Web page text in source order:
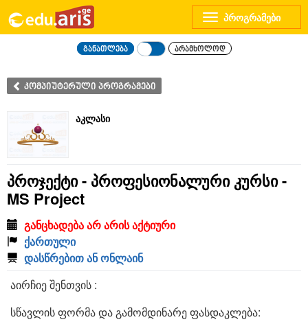
Toggle
navigation
განათლება არამხოლოდ
კომპიუტერული პროგრამები
აკლასი
პროჯექტი - პროფესიონალური კურსი -
MS Project
განცხადება არ არის აქტიური
ქართული
დასწრებით ან ონლაინ
აირჩიე შენთვის :
სწავლის ფორმა და გამომდინარე ფასდაკლება: